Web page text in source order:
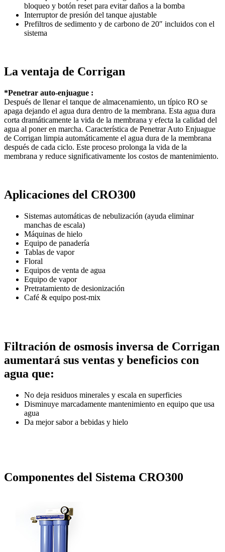
bloqueo y botón reset para evitar daños a la bomba
Interruptor de presión del tanque ajustable
Prefiltros de sedimento y de carbono de 20″ incluidos con el
sistema
La ventaja de Corrigan
*Penetrar auto-enjuague :
Después de llenar el tanque de almacenamiento, un típico RO se
apaga dejando el agua dura dentro de la membrana. Esta agua dura
corta dramáticamente la vida de la membrana y efecta la calidad del
agua al poner en marcha. Característica de Penetrar Auto Enjuague
de Corrigan limpia automáticamente el agua dura de la membrana
después de cada ciclo. Este proceso prolonga la vida de la
membrana y reduce significativamente los costos de mantenimiento.
Aplicaciones del CRO300
Sistemas automáticas de nebulización (ayuda eliminar
manchas de escala)
Máquinas de hielo
Equipo de panadería
Tablas de vapor
Floral
Equipos de venta de agua
Equipo de vapor
Pretratamiento de desionización
Café & equipo post-mix
Filtración de osmosis inversa de Corrigan
aumentará sus ventas y beneficios con
agua que:
No deja residuos minerales y escala en superficies
Disminuye marcadamente mantenimiento en equipo que usa
agua
Da mejor sabor a bebidas y hielo
Componentes del Sistema CRO300